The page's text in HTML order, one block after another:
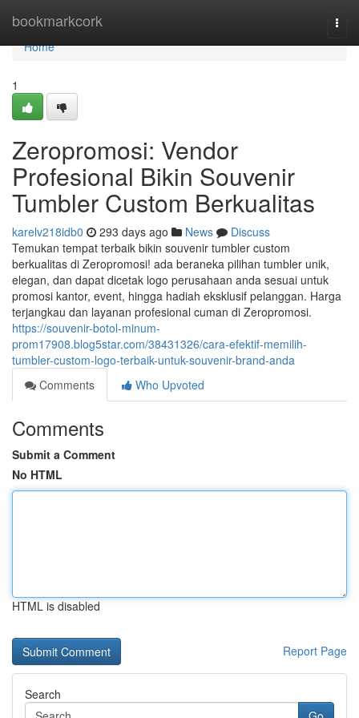
bookmarkcork
Home
Home
1
Zeropromosi: Vendor
Profesional Bikin Souvenir
Tumbler Custom Berkualitas
karelv218idb0 293 days ago News
Discuss
Temukan tempat terbaik bikin souvenir tumbler custom
berkualitas di Zeropromosi! ada beraneka pilihan tumbler unik,
elegan, dan dapat dicetak logo perusahaan anda sesuai untuk
promosi kantor, event, hingga hadiah eksklusif pelanggan. Harga
terjangkau dan layanan profesional cuman di Zeropromosi.
https://souvenir-botol-minum-
prom17908.blog5star.com/38431326/cara-efektif-memilih-
tumbler-custom-logo-terbaik-untuk-souvenir-brand-anda
Comments
Who Upvoted
Comments
Submit a Comment
No HTML
HTML is disabled
Report Page
Search